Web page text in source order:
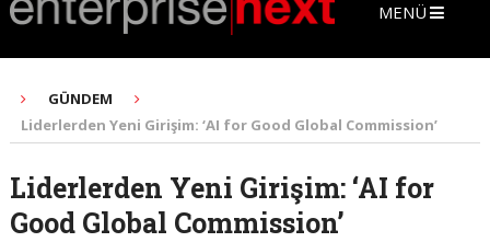
MENÜ
GÜNDEM
Liderlerden Yeni Girişim: ‘AI for Good Global Commission’
Liderlerden Yeni Girişim: ‘AI for
Good Global Commission’